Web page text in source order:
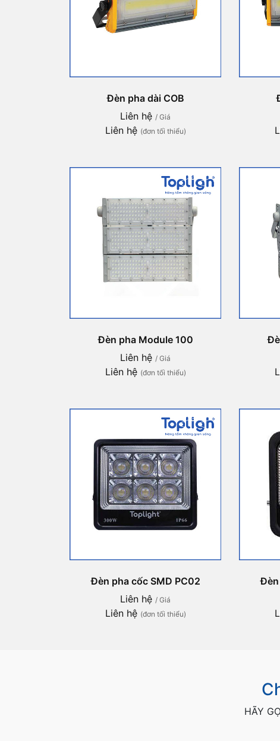
Đèn pha dài COB
Liên hệ / Giá
Liên hệ (đơn tối thiểu)
Đèn pha Module 100
Liên hệ / Giá
Liên hệ (đơn tối thiểu)
Đèn pha cốc SMD PC02
Liên hệ / Giá
Liên hệ (đơn tối thiểu)
Đèn
HÃY